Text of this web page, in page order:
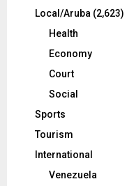
Local/Aruba (2,623)
Health
Economy
Court
Social
Sports
Tourism
International
Venezuela